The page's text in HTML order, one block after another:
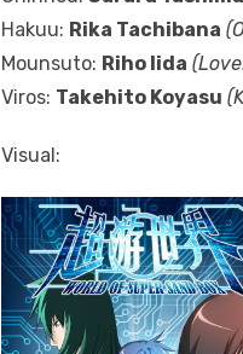
Hakuu: Rika Tachibana
Mounsuto: Riho Iida
Viros: Takehito Koyasu
Visual: